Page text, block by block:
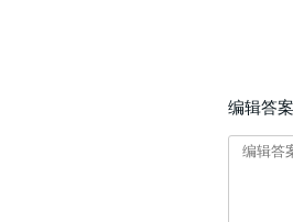
编辑答案